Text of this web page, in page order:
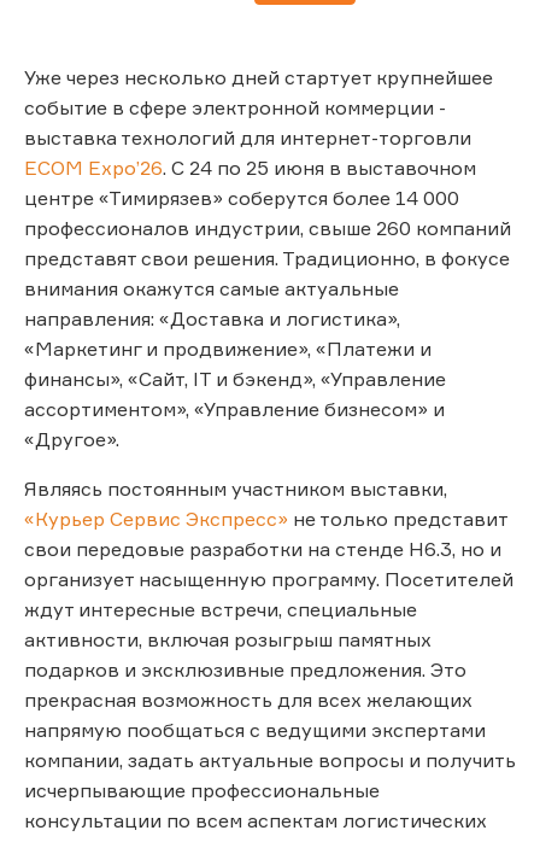
Уже через несколько дней стартует крупнейшее
событие в сфере электронной коммерции -
выставка технологий для интернет-торговли
ECOM Expo’26. С 24 по 25 июня в выставочном
центре «Тимирязев» соберутся более 14 000
профессионалов индустрии, свыше 260 компаний
представят свои решения. Традиционно, в фокусе
внимания окажутся самые актуальные
направления: «Доставка и логистика»,
«Маркетинг и продвижение», «Платежи и
финансы», «Сайт, IT и бэкенд», «Управление
ассортиментом», «Управление бизнесом» и
«Другое».
Являясь постоянным участником выставки,
«Курьер Сервис Экспресс» не только представит
свои передовые разработки на стенде Н6.3, но и
организует насыщенную программу. Посетителей
ждут интересные встречи, специальные
активности, включая розыгрыш памятных
подарков и эксклюзивные предложения. Это
прекрасная возможность для всех желающих
напрямую пообщаться с ведущими экспертами
компании, задать актуальные вопросы и получить
исчерпывающие профессиональные
консультации по всем аспектам логистических